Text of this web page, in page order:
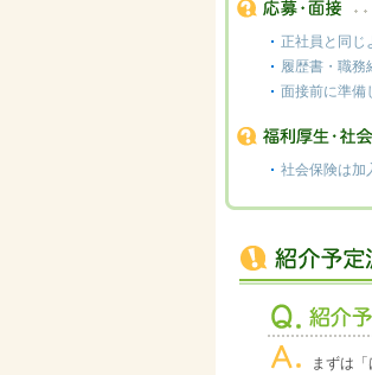
正社員と同じ
履歴書・職務
面接前に準備
社会保険は加
まずは